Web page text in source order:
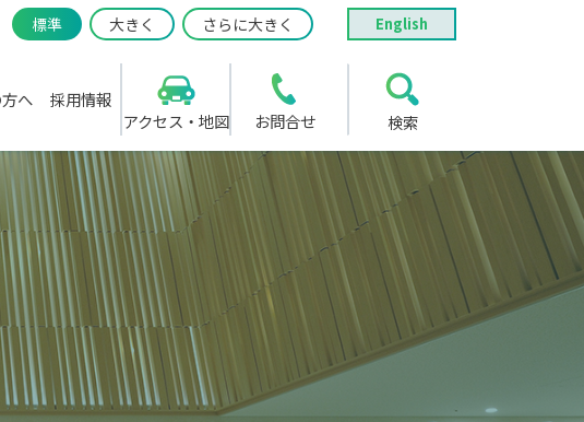
標準 大きく さらに大きく English
検索
へ
採用情報
アクセス・地図
お問合せ